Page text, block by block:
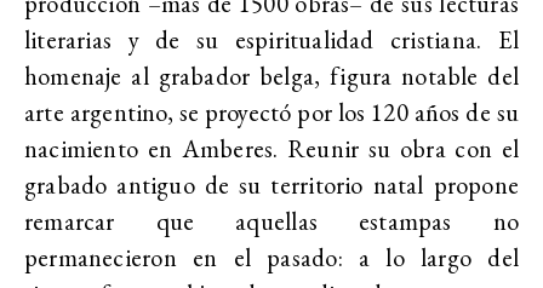
literarias y de su espiritualidad cristiana. El
homenaje al grabador belga, figura notable del
arte argentino, se proyectó por los 120 años de su
nacimiento en Amberes. Reunir su obra con el
grabado antiguo de su territorio natal propone
remarcar que aquellas estampas no
permanecieron en el pasado: a lo largo del